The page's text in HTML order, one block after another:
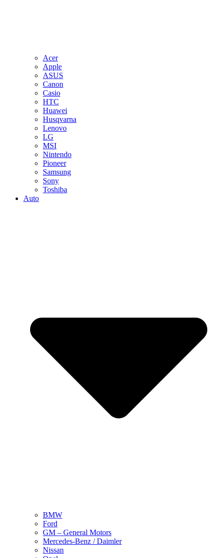
Acer
Apple
ASUS
Canon
Casio
HTC
Huawei
Husqvarna
Lenovo
LG
MSI
Nintendo
Pioneer
Samsung
Sony
Toshiba
Auto
BMW
Ford
GM – General Motors
Mercedes-Benz / Daimler
Nissan